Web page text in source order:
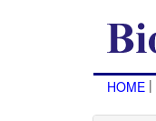
HOME |